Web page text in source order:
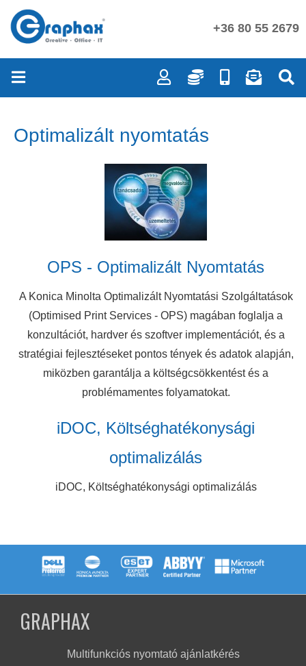
+36 80 55 2679
Optimalizált nyomtatás
OPS - Optimalizált Nyomtatás
A Konica Minolta Optimalizált Nyomtatási Szolgáltatások
(Optimised Print Services - OPS) magában foglalja a
konzultációt, hardver és szoftver implementációt, és a
stratégiai fejlesztéseket pontos tények és adatok alapján,
miközben garantálja a költségcsökkentést és a
problémamentes folyamatokat.
iDOC, Költséghatékonysági
optimalizálás
iDOC, Költséghatékonysági optimalizálás
GRAPHAX
Multifunkciós nyomtató ajánlatkérés